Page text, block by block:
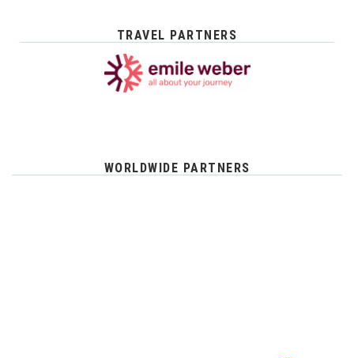
TRAVEL PARTNERS
WORLDWIDE PARTNERS